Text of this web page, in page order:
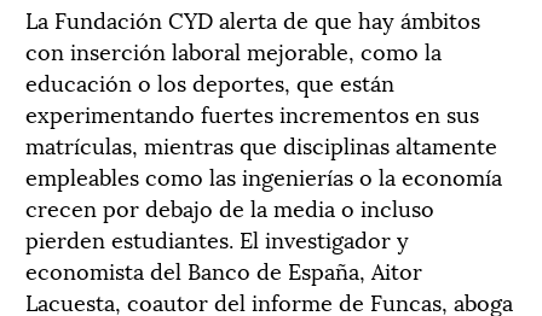
La Fundación CYD alerta de que hay ámbitos
con inserción laboral mejorable, como la
educación o los deportes, que están
experimentando fuertes incrementos en sus
matrículas, mientras que disciplinas altamente
empleables como las ingenierías o la economía
crecen por debajo de la media o incluso
pierden estudiantes. El investigador y
economista del Banco de España, Aitor
Lacuesta, coautor del informe de Funcas, aboga